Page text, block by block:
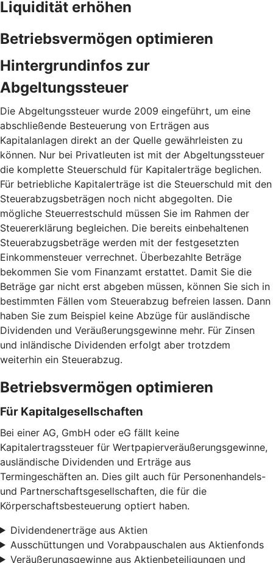
Liquidität erhöhen
Betriebsvermögen optimieren
Hintergrundinfos zur
Abgeltungssteuer
Die Abgeltungssteuer wurde 2009 eingeführt, um eine
abschließende Besteuerung von Erträgen aus
Kapitalanlagen direkt an der Quelle gewährleisten zu
können. Nur bei Privatleuten ist mit der Abgeltungssteuer
die komplette Steuerschuld für Kapitalerträge beglichen.
Für betriebliche Kapitalerträge ist die Steuerschuld mit den
Steuerabzugsbeträgen noch nicht abgegolten. Die
mögliche Steuerrestschuld müssen Sie im Rahmen der
Steuererklärung begleichen. Die bereits einbehaltenen
Steuerabzugsbeträge werden mit der festgesetzten
Einkommensteuer verrechnet. Überbezahlte Beträge
bekommen Sie vom Finanzamt erstattet. Damit Sie die
Beträge gar nicht erst abgeben müssen, können Sie sich in
bestimmten Fällen vom Steuerabzug befreien lassen. Dann
haben Sie zum Beispiel keine Abzüge für ausländische
Dividenden und Veräußerungsgewinne mehr. Für Zinsen
und inländische Dividenden erfolgt aber trotzdem
weiterhin ein Steuerabzug.
Betriebsvermögen optimieren
Für Kapitalgesellschaften
Bei einer AG, GmbH oder eG fällt keine
Kapitalertragssteuer für Wertpapierveräußerungsgewinne,
ausländische Dividenden und Erträge aus
Termingeschäften an. Dies gilt auch für Personenhandels-
und Partnerschaftsgesellschaften, die für die
Körperschaftsbesteuerung optiert haben.
Dividendenerträge aus Aktien
Ausschüttungen und Vorabpauschalen aus Aktienfonds
Veräußerungsgewinne aus Aktienbeteiligungen und